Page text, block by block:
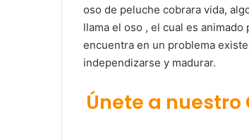
oso de peluche cobrara vida,
llama el oso , el cual es
encuentra en un problema
independizarse y madurar.
Únete a nuestro